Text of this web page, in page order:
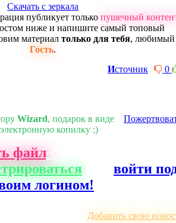
Скачать с зеркала
публикует только пушечный
ниже и напишите самый топовый
материал только для тебя, любимый
Гость.
0
Источник
Wizard, подарок в виде
копилку ;)
файлс нашего сайта,
войти
логином!
Добавить свою